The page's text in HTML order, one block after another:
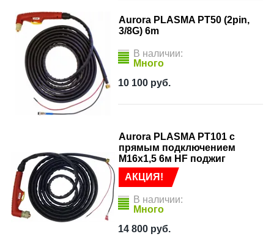
Aurora PLASMA PT50 (2pin,
3/8G) 6m
В наличии:
Много
10 100 руб.
АКЦИЯ!
Aurora PLASMA PT101 с
прямым подключением
М16x1,5 6м HF поджиг
В наличии:
Много
14 800 руб.